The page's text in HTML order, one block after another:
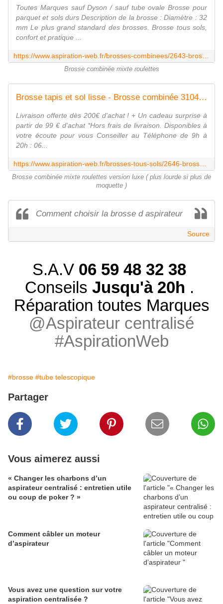
Toutes Marques sauf Dyson / sauf tube ovale Brosse pour
parquet et sols durs Description de la brosse : Diamètre : 32
mm Le plus grand standard des brosses. Brosse tous sols,
confort et pratique ...
Brosse combinée mixte roulettes
Brosse tapis et sol lisse - Brosse combinée 31040044
Livraison offerte dès 200€ d'achat ! + Un cadeau surprise à
partir de 99 € d'achat *Hors frais de livraison. Disponibles à
votre écoute pour vous Conseiller au Téléphone de 9h à
20h : 06...
Brosse combinée mixte roulettes version luxe ( plus lourde si plus de
moquette )
Comment choisir la brosse d aspirateur
Source
S.A.V 06 59 48 32 38
Conseils Jusqu'à 20h .
Réparation toutes Marques
@Aspirateur centralisé
#AspirationWeb
#brosse #tube telescopique
Partager
Vous aimerez aussi
« Changer les charbons d’un
aspirateur centralisé : entretien utile
ou coup de poker ? »
Comment câbler un moteur
d’aspirateur
Vous avez une question sur votre
aspiration centralisée ?